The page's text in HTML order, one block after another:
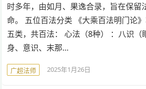
时多年，由如月、果逸合录，旨在保留
命。 五位百法分类 《大乘百法明门论
五类，共百法： 心法（8种） ：八识（
身、意识、末那…
广超法师 2025年1月26日